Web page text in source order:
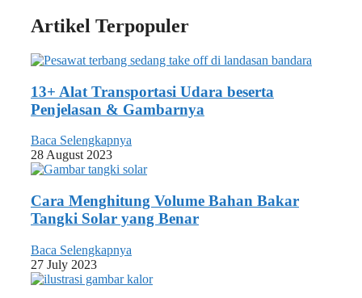
Artikel Terpopuler
13+ Alat Transportasi Udara beserta
Penjelasan & Gambarnya
Baca Selengkapnya
28 August 2023
Cara Menghitung Volume Bahan Bakar
Tangki Solar yang Benar
Baca Selengkapnya
27 July 2023